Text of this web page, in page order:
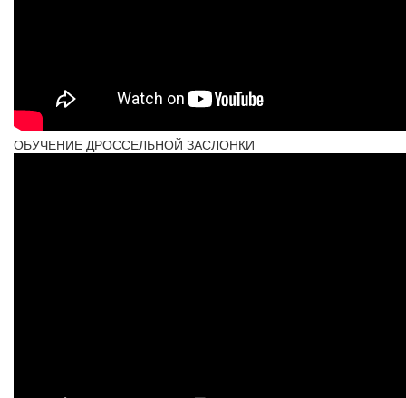
ОБУЧЕНИЕ ДРОССЕЛЬНОЙ ЗАСЛОНКИ